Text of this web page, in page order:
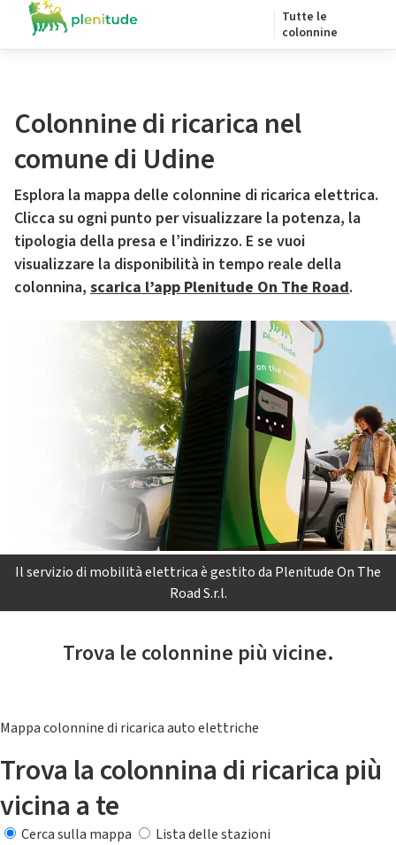
Tutte le
colonnine
Colonnine di ricarica nel
comune di Udine
Esplora la mappa delle colonnine di ricarica elettrica.
Clicca su ogni punto per visualizzare la potenza, la
tipologia della presa e l’indirizzo. E se vuoi
visualizzare la disponibilità in tempo reale della
colonnina, scarica l’app Plenitude On The Road.
Il servizio di mobilità elettrica è gestito da Plenitude On The
Road S.r.l.
Trova le colonnine più vicine.
Mappa colonnine di ricarica auto elettriche
Trova la colonnina di ricarica più
vicina a te
Cerca sulla mappa
Lista delle stazioni